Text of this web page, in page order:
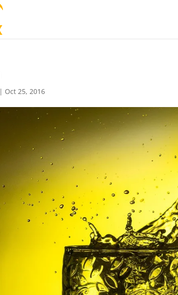
| Oct 25, 2016